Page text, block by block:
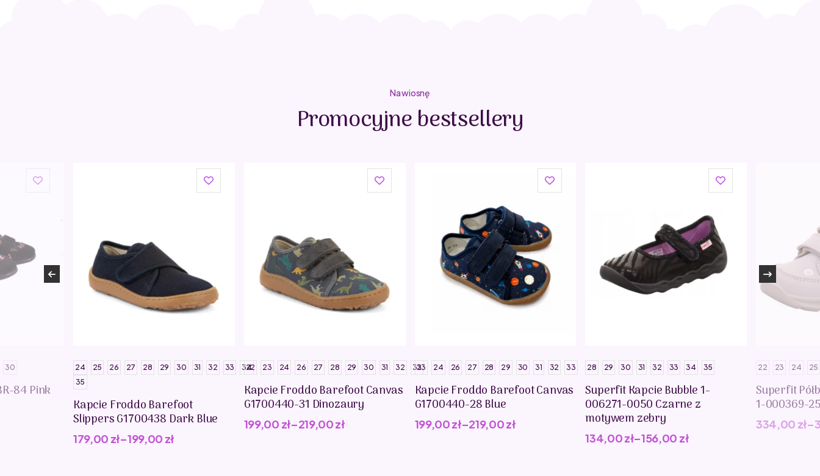
Na wiosnę
Promocyjne bestsellery
30
84 Pink
24 25 26 27 28 29 30 31 32 33
34
35
Kapcie Froddo Barefoot
Slippers G1700438 Dark Blue
179,00 zł–199,00 zł
22 23 24 26 27 28 29 30 31 32 33
Kapcie Froddo Barefoot Canvas
G1700440-31 Dinozaury
199,00 zł–219,00zł
23 24 26 27 28 29 30 31 32 33
Kapcie Froddo Barefoot Canvas
G1700440-28 Blue
199,00zł–219,00zł
28 29 30 31 32 33 34 35
Superfit Kapcie Bubble 1-
006271-0050 Czarne z
motywem zebry
134,00zł–156,00 zł
22 23 24 25
Superfit
1-000369-
334,00 zł–